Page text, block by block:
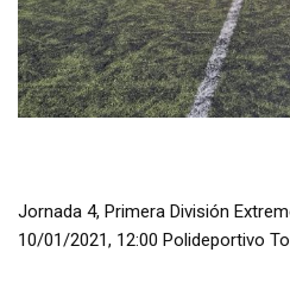
Jornada 4, Primera División
10/01/2021, 12:00 Polideportivo